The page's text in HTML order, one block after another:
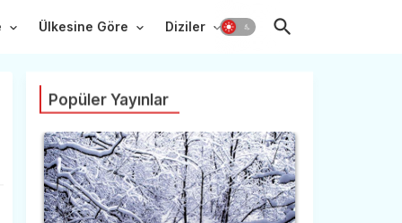
Ülkesine Göre Diziler
Popüler Yayınlar